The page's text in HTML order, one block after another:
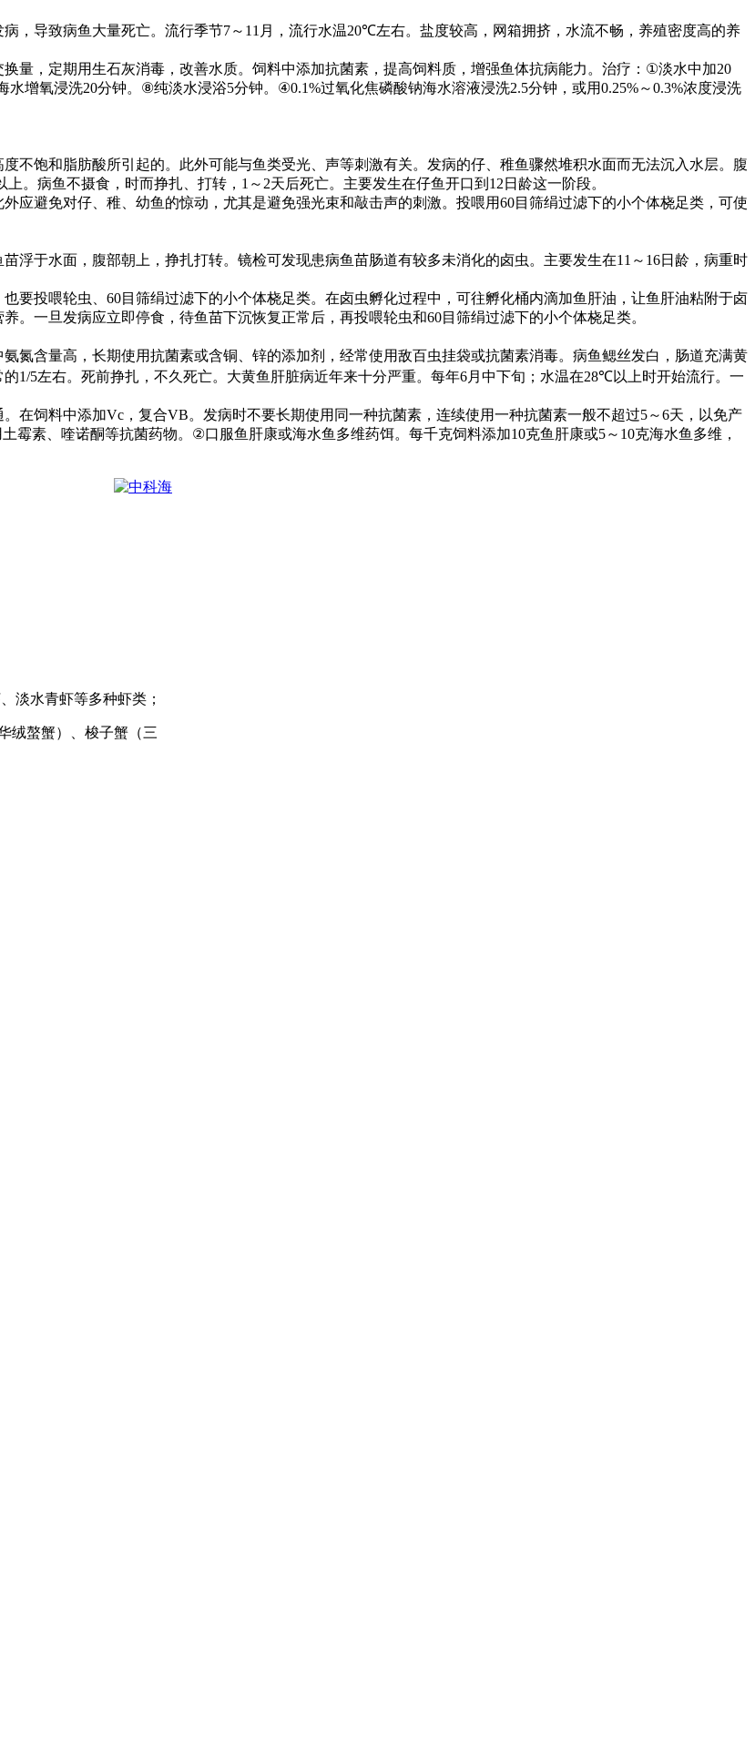
，导致病鱼大量死亡。流行季节7～ 11 月，流行水温20℃左右。盐度较高，网箱拥挤，水流不畅，养殖密度高的养
量，定期用生石灰消毒，改善水质。饲料中添加抗菌素，提高饲料质，增强鱼体抗病能力。治疗： ①淡水中加20
水增氧浸洗20分钟。 ⑧纯淡水浸浴5分钟。 ④0.1%过氧化焦磷酸钠海水溶液浸洗2.5分钟，或用0.25%～0.3%浓度浸洗
不饱和脂肪酸所引起的。此外可能与鱼类受光、声等刺激有关。发病的仔、稚鱼骤然堆积水面而无法沉入水层。腹
上。病鱼不摄食，时而挣扎、打转， 1 ～ 2天后死亡。主要发生在仔鱼开口到 12 日龄这一阶段。
应避免对仔、稚、幼鱼的惊动，尤其是避免强光束和敲击声的刺激。投喂用60目筛绢过滤下的小个体桡足类，可使
浮于水面，腹部朝上，挣扎打转。镜检可发现患病鱼苗肠道有较多未消化的卤虫。主要发生在11 ～ 16日龄，病重时
要投喂轮虫、 60目筛绢过滤下的小个体桡足类。在卤虫孵化过程中，可往孵化桶内滴加鱼肝油，让鱼肝油粘附于卤
。一旦发病应立即停食，待鱼苗下沉恢复正常后，再投喂轮虫和60目筛绢过滤下的小个体桡足类。
氮含量高，长期使用抗菌素或含铜、锌的添加剂，经常使用敌百虫挂袋或抗菌素消毒。病鱼鳃丝发白，肠道充满黄
的1/5左右。死前挣扎，不久死亡。大黄鱼肝脏病近年来十分严重。每年6月中下旬；水温在28℃以上时开始流行。一
在饲料中添加Vc ，复合VB。发病时不要长期使用同一种抗菌素，连续使用一种抗菌素一般不超过5～6天，以免产
霉素、喹诺酮等抗菌药物。 ②口服鱼肝康或海水鱼多维药饵。每千克饲料添加10克鱼肝康或5～ 10克海水鱼多维，
淡水青虾等多种虾类；
绒螯蟹）、梭子蟹（三